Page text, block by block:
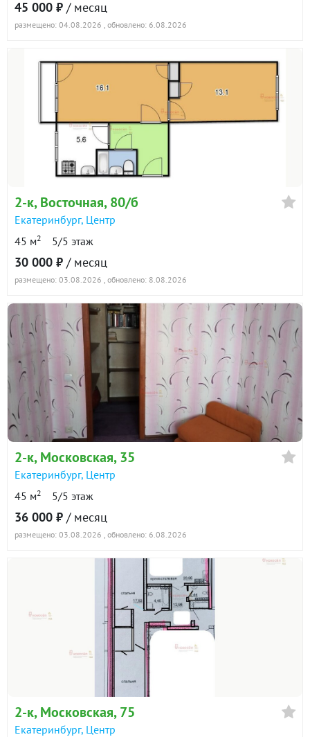
45 000 ₽ / месяц
размещено: 04.08.2026 , обновлено: 6.08.2026
2-к, Восточная, 80/б
Екатеринбург, Центр
45 м2 5/5 этаж
30 000 ₽ / месяц
размещено: 03.08.2026 , обновлено: 8.08.2026
2-к, Московская, 35
Екатеринбург, Центр
45 м2 5/5 этаж
36 000 ₽ / месяц
размещено: 03.08.2026 , обновлено: 6.08.2026
2-к, Московская, 75
Екатеринбург, Центр